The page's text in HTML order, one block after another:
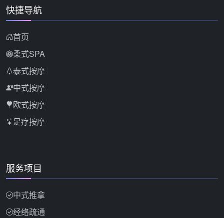
快捷导航
首页
柔式SPA
泰式按摩
中式按摩
欧式按摩
足疗按摩
服务项目
中式推拿
经络疏通